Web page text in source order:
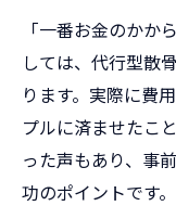
「一番お金のかか
しては、代行型散
ります。実際に費
プルに済ませたこ
った声もあり、事
功のポイントです。